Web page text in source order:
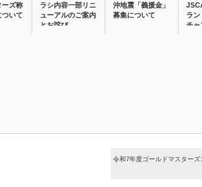
ーズ称
いて
ラシ内容一部リニ
ューアルのご案内
とお詫び
沖地震「義援金」
募集について
ラ
チャ
令和7年度ゴールドマスター